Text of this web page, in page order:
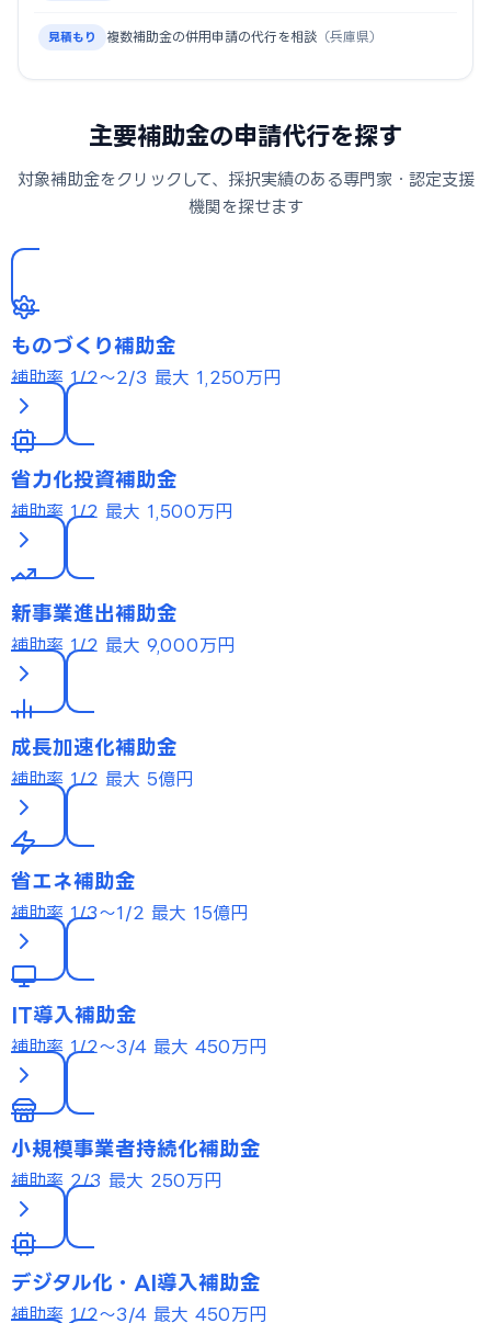
見積もり 複数補助金の併用申請の代行を相談 （兵庫県）
主要補助金の申請代行を探す
対象補助金をクリックして、採択実績のある専門家・認定支援
機関を探せます
ものづくり補助金
補助率 1/2〜2/3 最大 1,250万円
省力化投資補助金
補助率 1/2 最大 1,500万円
新事業進出補助金
補助率 1/2 最大 9,000万円
成長加速化補助金
補助率 1/2 最大 5億円
省エネ補助金
補助率 1/3〜1/2 最大 15億円
IT導入補助金
補助率 1/2〜3/4 最大 450万円
小規模事業者持続化補助金
補助率 2/3 最大 250万円
デジタル化・AI導入補助金
補助率 1/2〜3/4 最大 450万円